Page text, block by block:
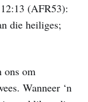
(AFR53):
die heiliges;
ons om
Wanneer ‘n